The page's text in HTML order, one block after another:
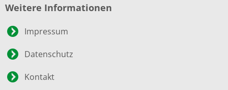
Weitere Informationen
Impressum
Datenschutz
Kontakt